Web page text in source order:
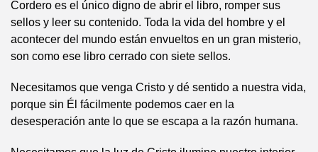
Cordero es el único digno de abrir el libro, romper sus
sellos y leer su contenido. Toda la vida del hombre y el
acontecer del mundo están envueltos en un gran misterio,
son como ese libro cerrado con siete sellos.
Necesitamos que venga Cristo y dé sentido a nuestra vida,
porque sin Él fácilmente podemos caer en la
desesperación ante lo que se escapa a la razón humana.